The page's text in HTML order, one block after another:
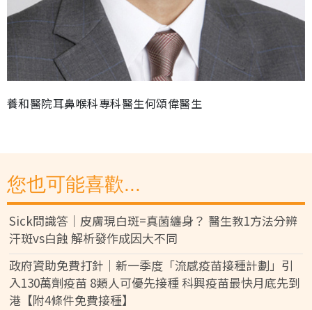
養和醫院耳鼻喉科專科醫生何頌偉醫生
您也可能喜歡...
Sick問識答｜皮膚現白斑=真菌纏身？ 醫生教1方法分辨
汗斑vs白蝕 解析發作成因大不同
政府資助免費打針｜新一季度「流感疫苗接種計劃」引
入130萬劑疫苗 8類人可優先接種 科興疫苗最快月底先到
港【附4條件免費接種】